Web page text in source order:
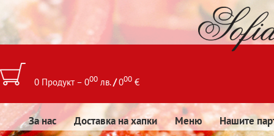
0 Продукт – 000 лв./000 €
За нас Доставка на хапки Меню Нашите